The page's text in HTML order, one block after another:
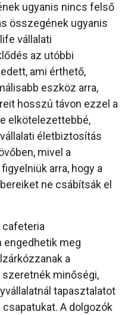
ugyanis nincs felső
összegének ugyanis
vállalati
az utóbbi
ami érthető,
eszköz arra,
hosszú távon ezzel a
elkötelezettebbé,
vállalati életbiztosítás
mivel a
arra, hogy a
ne csábítsák el
cafeteria
engedhetik meg
a
minőségi,
tapasztalatot
A dolgozók